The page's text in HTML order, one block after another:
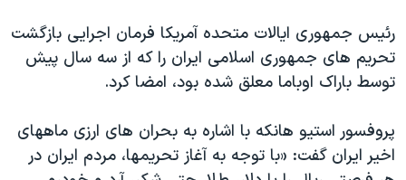
رئیس جمهوری ایالات متحده آمریکا فرمان اجرایی بازگشت
تحریم های جمهوری اسلامی ایران را که از سه سال پیش
توسط باراک اوباما معلق شده بود، امضا کرد.
پروفسور استیو هانکه با اشاره به بحران های ارزی ماههای
اخیر ایران گفت: «با توجه به آغاز تحریمها، مردم ایران در